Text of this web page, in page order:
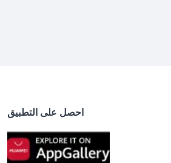
احصل على التطبيق